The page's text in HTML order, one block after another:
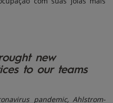
new
to our teams
pandemic, Ahlstrom-